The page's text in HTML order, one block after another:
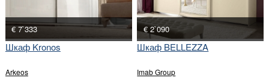
€ 7`333
Шкаф Kronos
Arkeos
€ 2`090
Шкаф BELLEZZA
Imab Group